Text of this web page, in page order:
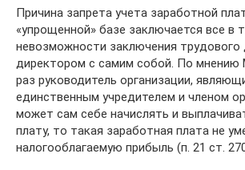
Причина запрета учета заработной
«упрощенной» базе заключается все в
невозможности заключения трудового
директором с самим собой. По мнению
раз руководитель организации,
единственным учредителем и членом
может сам себе начислять и
плату, то такая заработная плата не
налогооблагаемую прибыль (п. 21 ст.